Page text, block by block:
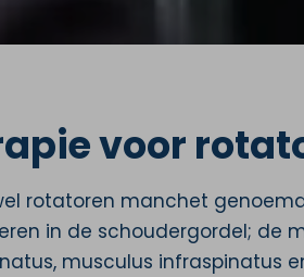
voor
rotatoren manchet
in de schoudergordel; de
musculus infraspinatus